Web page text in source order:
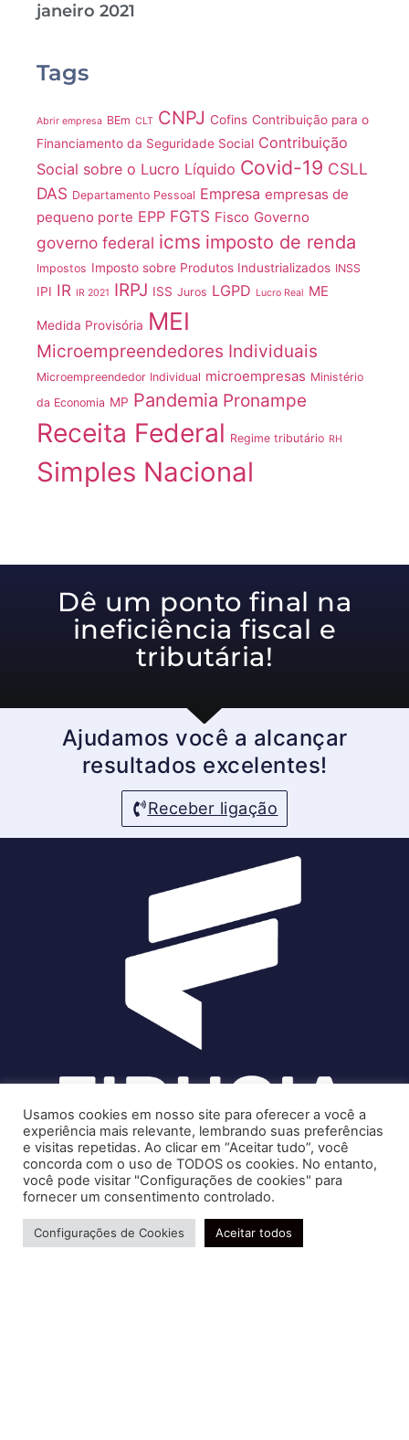
janeiro 2021
Tags
Abrir empresa BEm CLT CNPJ Cofins Contribuição para o
Financiamento da Seguridade Social Contribuição
Social sobre o Lucro Líquido Covid-19 CSLL
DAS Departamento Pessoal Empresa empresas de
pequeno porte EPP FGTS Fisco Governo
governo federal icms imposto de renda
Impostos Imposto sobre Produtos Industrializados INSS
IPI IR IR 2021 IRPJ ISS Juros LGPD Lucro Real ME
Medida Provisória MEI
Microempreendedores Individuais
Microempreendedor Individual microempresas Ministério
da Economia MP Pandemia Pronampe
Receita Federal Regime tributário RH
Simples Nacional
Dê um ponto final na
ineficiência fiscal e
tributária!
Ajudamos você a alcançar
resultados excelentes!
Receber ligação
Soluções contábeis-fiscais-tributárias especializadas | CRC RJ
004856/O-7
Serviços
Usamos cookies em nosso site para oferecer a você a
experiência mais relevante, lembrando suas preferências
e visitas repetidas. Ao clicar em “Aceitar tudo”, você
concorda com o uso de TODOS os cookies. No entanto,
você pode visitar "Configurações de cookies" para
fornecer um consentimento controlado.
Configurações de Cookies Aceitar todos
Precisa de ajuda?